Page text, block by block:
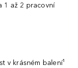
1 až 2 pracovní
v krásném balení¹